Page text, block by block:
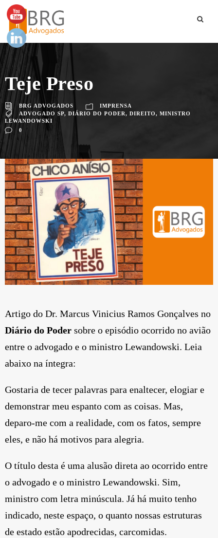
Teje Preso
BRG ADVOGADOS
IMPRENSA
ADVOGADO SP, DIÁRIO DO PODER, DIREITO, MINISTRO
LEWANDOWSKI
0
Artigo do Dr. Marcus Vinicius Ramos Gonçalves no
Diário do Poder sobre o episódio ocorrido no avião
entre o advogado e o ministro Lewandowski. Leia
abaixo na íntegra:
Gostaria de tecer palavras para enaltecer, elogiar e
demonstrar meu espanto com as coisas. Mas,
deparo-me com a realidade, com os fatos, sempre
eles, e não há motivos para alegria.
O título desta é uma alusão direta ao ocorrido entre
o advogado e o ministro Lewandowski. Sim,
ministro com letra minúscula. Já há muito tenho
indicado, neste espaço, o quanto nossas estruturas
de estado estão apodrecidas, carcomidas.